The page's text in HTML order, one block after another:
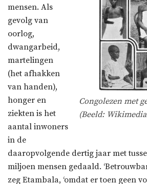
Congolezen met
(Beeld:
mensen. Als
gevolg van
oorlog,
dwangarbeid,
martelingen
(het afhakken
van handen),
honger en
ziekten is het
aantal inwoners
in de
daaropvolgende dertig jaar met
miljoen mensen gedaald.
zeg Etambala, ‘omdat er toen geen